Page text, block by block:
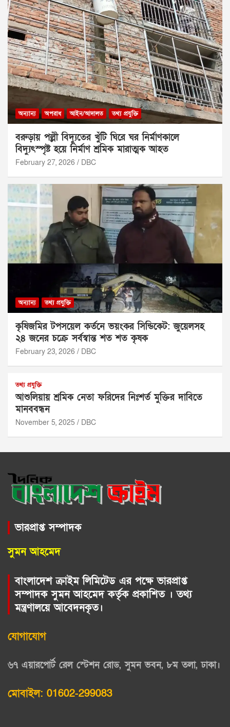
অন্যান্য অপরাধ আইন/আদালত তথ্য প্রযুক্তি
বরুড়ায় পল্লী বিদ্যুতের খুঁটি ঘিরে ঘর নির্মাণকালে
বিদ্যুৎস্পৃষ্ট হয়ে নির্মাণ শ্রমিক মারাত্মক আহত
February 27, 2026 DBC
অন্যান্য তথ্য প্রযুক্তি
কৃষিজমির টপসয়েল কর্তনে ভয়ংকর সিন্ডিকেট: জুয়েলসহ
২৪ জনের চক্রে সর্বস্বান্ত শত শত কৃষক
February 23, 2026 DBC
তথ্য প্রযুক্তি
আশুলিয়ায় শ্রমিক নেতা ফরিদের নিঃশর্ত মুক্তির দাবিতে
মানববন্ধন
November 5, 2025 DBC
ভারপ্রাপ্ত সম্পাদক
সুমন আহমেদ
বাংলাদেশ ক্রাইম লিমিটেড এর পক্ষে ভারপ্রাপ্ত
সম্পাদক সুমন আহমেদ কর্তৃক প্রকাশিত । তথ্য
মন্ত্রণালয়ে আবেদনকৃত।
যোগাযোগ
৬৭ এয়ারপোর্ট রেল স্টেশন রোড, সুমন ভবন, ৮ম তলা, ঢাকা।
মোবাইল: 01602-299083